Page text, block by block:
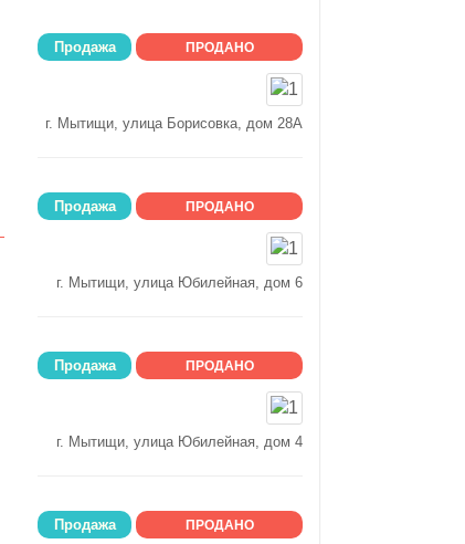
Продажа ПРОДАНО
г. Мытищи, улица Борисовка, дом 28А
Продажа ПРОДАНО
г. Мытищи, улица Юбилейная, дом 6
Продажа ПРОДАНО
г. Мытищи, улица Юбилейная, дом 4
Продажа ПРОДАНО